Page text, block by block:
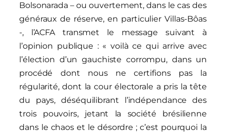
Bolsonarada – ou ouvertement, dans le cas des
généraux de réserve, en particulier Villas-Bôas
-, l’ACFA transmet le message suivant à
l’opinion publique : « voilà ce qui arrive avec
l’élection d’un gauchiste corrompu, dans un
procédé dont nous ne certifions pas la
régularité, dont la cour électorale a pris la tête
du pays, déséquilibrant l’indépendance des
trois pouvoirs, jetant la société brésilienne
dans le chaos et le désordre ; c’est pourquoi la